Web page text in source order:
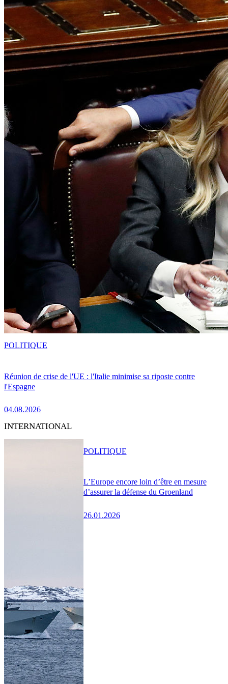
Réunion de crise de l'UE : l'Italie minimise sa riposte contre
l'Espagne
04.08.2026
POLITIQUE
INTERNATIONAL
L’Europe encore loin d’être en mesure
d’assurer la défense du Groenland
26.01.2026
POLITIQUE